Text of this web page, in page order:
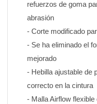
refuerzos de goma
abrasión
- Corte modificado
- Se ha eliminado el
mejorado
- Hebilla ajustable de
correcto en la cintura
- Malla Airflow flexible